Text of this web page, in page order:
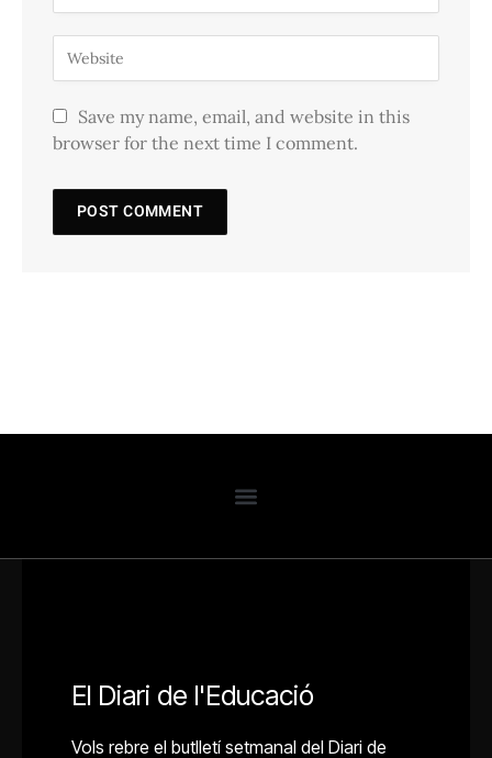
Save my name, email, and website in this
browser for the next time I comment.